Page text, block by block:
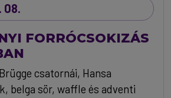
08.
FORRÓCSOKIZÁS
csatornái, Hansa
belga sör, waffle és adventi